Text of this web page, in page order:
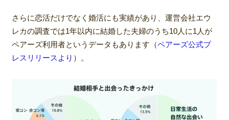
さらに恋活だけでなく婚活にも実績があり、運営会社エウ
レカの調査では1年以内に結婚した夫婦のうち10人に1人が
ペアーズ利用者というデータもあります（ペアーズ公式プ
レスリリースより ）。